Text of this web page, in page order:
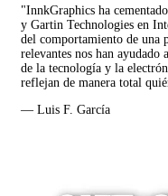
"InnkGraphics ha
y Gartin Technologies en
del comportamiento de una
relevantes nos han ayudado
de la tecnología y la
reflejan de manera total
— Luis F. García